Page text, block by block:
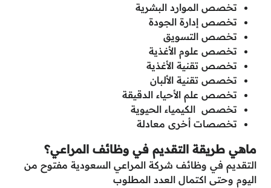
تخصص الموارد البشرية
تخصص إدارة الجودة
تخصص التسويق
تخصص علوم الأغذية
تخصص تقنية الأغذية
تخصص تقنية الألبان
تخصص علم الأحياء الدقيقة
تخصص الكيمياء الحيوية
تخصصات أخرى معادلة
ماهي طريقة التقديم في وظائف المراعي؟
التقديم في وظائف شركة المراعي السعودية مفتوح من
اليوم وحتى اكتمال العدد المطلوب